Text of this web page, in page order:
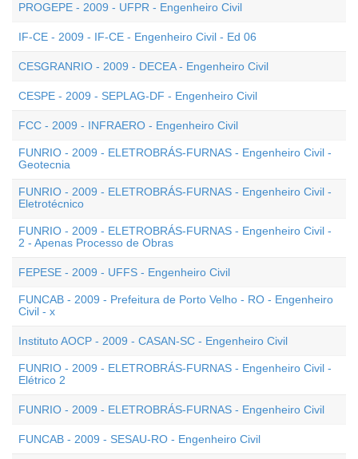
PROGEPE - 2009 - UFPR - Engenheiro Civil
IF-CE - 2009 - IF-CE - Engenheiro Civil - Ed 06
CESGRANRIO - 2009 - DECEA - Engenheiro Civil
CESPE - 2009 - SEPLAG-DF - Engenheiro Civil
FCC - 2009 - INFRAERO - Engenheiro Civil
FUNRIO - 2009 - ELETROBRÁS-FURNAS - Engenheiro Civil -
Geotecnia
FUNRIO - 2009 - ELETROBRÁS-FURNAS - Engenheiro Civil -
Eletrotécnico
FUNRIO - 2009 - ELETROBRÁS-FURNAS - Engenheiro Civil -
2 - Apenas Processo de Obras
FEPESE - 2009 - UFFS - Engenheiro Civil
FUNCAB - 2009 - Prefeitura de Porto Velho - RO - Engenheiro
Civil - x
Instituto AOCP - 2009 - CASAN-SC - Engenheiro Civil
FUNRIO - 2009 - ELETROBRÁS-FURNAS - Engenheiro Civil -
Elétrico 2
FUNRIO - 2009 - ELETROBRÁS-FURNAS - Engenheiro Civil
FUNCAB - 2009 - SESAU-RO - Engenheiro Civil